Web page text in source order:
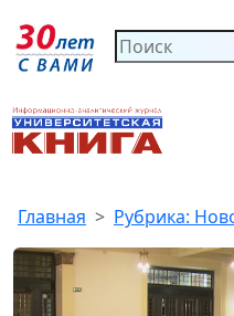
Главная Рубрика: